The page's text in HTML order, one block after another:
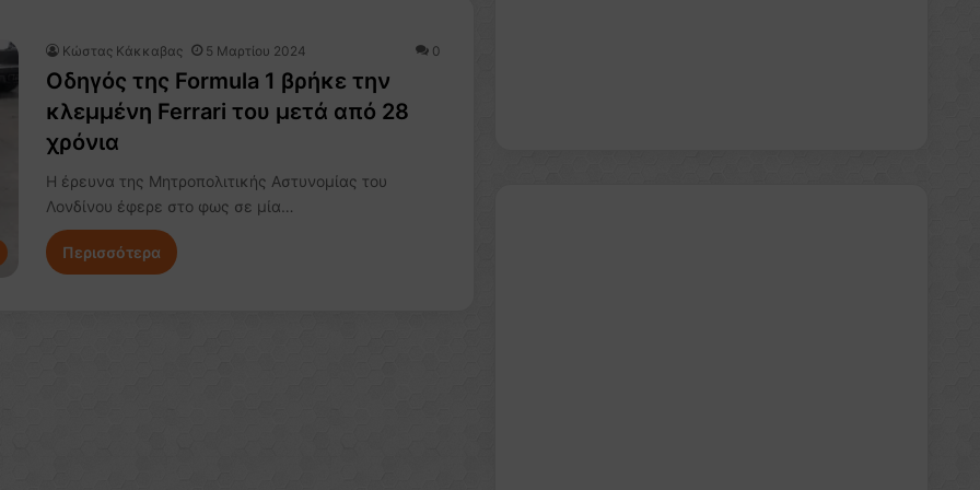
Κώστας Κάκκαβας 5 Μαρτίου 2024 0
Οδηγός της Formula 1 βρήκε την
κλεμμένη Ferrari του μετά από 28
χρόνια
Η έρευνα της Μητροπολιτικής Αστυνομίας του
Λονδίνου έφερε στο φως σε μία…
Περισσότερα